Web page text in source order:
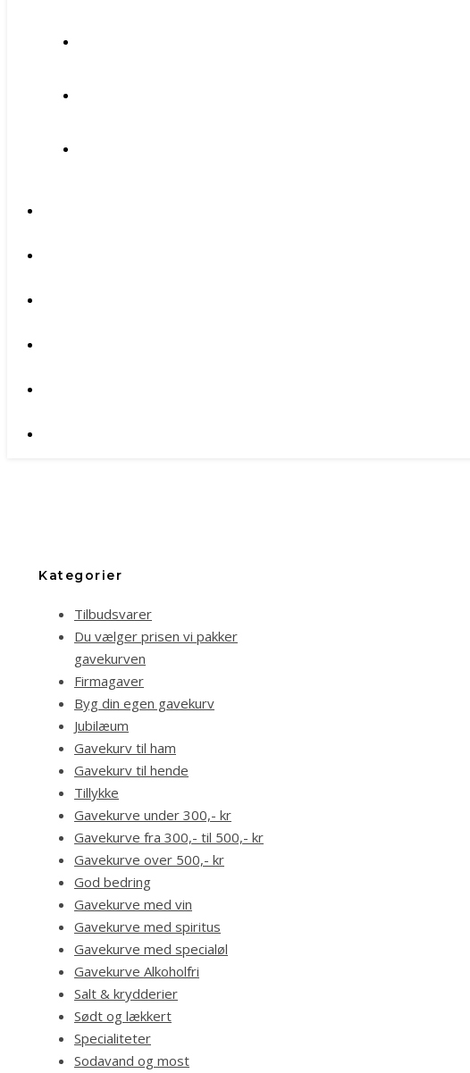
Kategorier
Tilbudsvarer
Du vælger prisen vi pakker
gavekurven
Firmagaver
Byg din egen gavekurv
Jubilæum
Gavekurv til ham
Gavekurv til hende
Tillykke
Gavekurve under 300,- kr
Gavekurve fra 300,- til 500,- kr
Gavekurve over 500,- kr
God bedring
Gavekurve med vin
Gavekurve med spiritus
Gavekurve med specialøl
Gavekurve Alkoholfri
Salt & krydderier
Sødt og lækkert
Specialiteter
Sodavand og most